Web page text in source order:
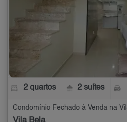
2 quartos 2 suítes
Vila Bela